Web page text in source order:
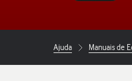
Ajuda Manuais de